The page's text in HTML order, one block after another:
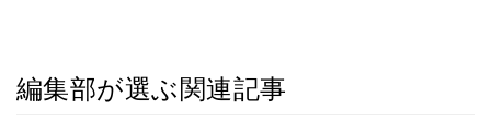
編集部が選ぶ関連記事